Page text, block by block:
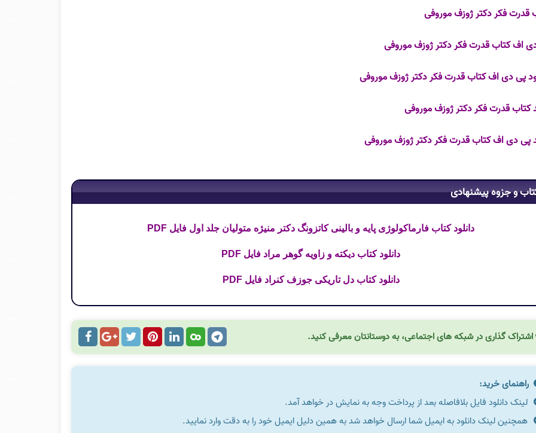
قدرت فکر دکتر ژوزف موروفی
اف کتاب قدرت فکر دکتر ژوزف موروفی
پی دی اف کتاب قدرت فکر دکتر ژوزف موروفی
کتاب قدرت فکر دکتر ژوزف موروفی
پی دی اف کتاب قدرت فکر دکتر ژوزف موروفی
و جزوه پیشنهادی
دانلود کتاب فارماکولوژی پایه و بالینی کاتزونگ دکتر منیژه متولیان جلد اول فایل PDF
دانلود کتاب دیکته و زاویه گوهر مراد فایل PDF
دانلود کتاب دل تاریکی جوزف کنراد فایل PDF
اشتراک گذاری در شبکه های اجتماعی، به دوستانتان معرفی کنید.
راهنمای خرید:
لینک دانلود فایل بلافاصله بعد از پرداخت وجه به نمایش در خواهد آمد.
همچنین لینک دانلود به ایمیل شما ارسال خواهد شد به همین دلیل ایمیل خود را به دقت وارد نمایید.